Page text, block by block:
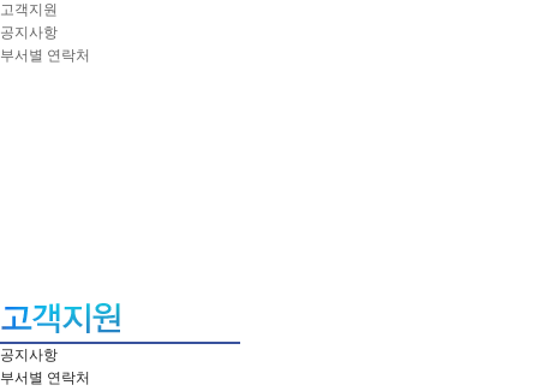
고객지원
공지사항
부서별 연락처
공지사항
부서별 연락처